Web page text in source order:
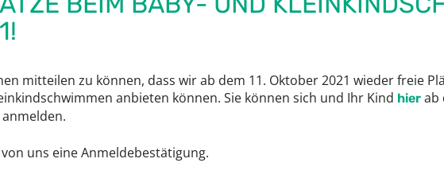
mitteilen zu können, dass wir ab dem 11. Oktober 2021 wieder freie
anbieten können. Sie können sich und Ihr Kind hier ab
uns eine Anmeldebestätigung.